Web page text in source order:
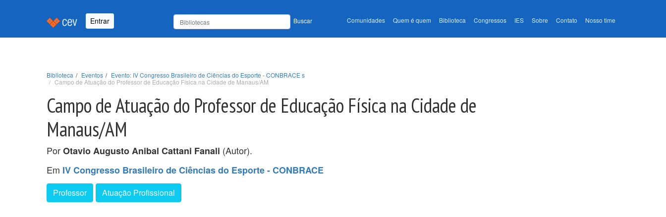
Entrar Buscar Comunidades Quem é quem Biblioteca Congressos IES Sobre Contato Nosso time
Biblioteca Eventos
Evento: IV Congresso Brasileiro de Ciências do Esporte - CONBRACE s
Campo de Atuação do Professor de Educação Física na Cidade de Manaus/AM
Campo de Atuação do Professor de Educação Física na Cidade de
Manaus/AM
PorOtavio Augusto Anibal Cattani Fanali (Autor).
Em IV Congresso Brasileiro de Ciências do Esporte - CONBRACE
Professor Atuação Profissional